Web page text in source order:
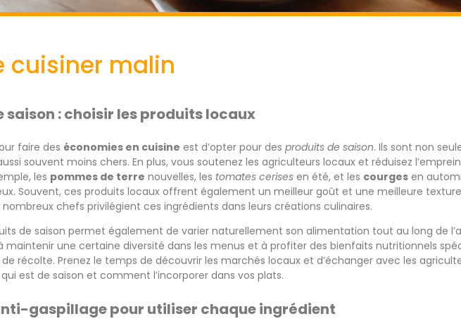
cuisiner malin
saison : choisir les produits locaux
faire des économies en cuisine est d’opter pour des produits de saison. Ils sont non
souvent moins chers. En plus, vous soutenez les agriculteurs locaux et réduisez
les pommes de terre nouvelles, les tomates cerises en été, et les courges en
Souvent, ces produits locaux offrent également un meilleur goût et une meilleure
chefs privilégient ces ingrédients dans leurs créations culinaires.
de saison permet également de varier naturellement son alimentation tout au long de
maintenir une certaine diversité dans les menus et à profiter des bienfaits nutritionnels
récolte. Prenez le temps de découvrir les marchés locaux et d’échanger avec les
est de saison et comment l’incorporer dans vos plats.
gaspillage pour utiliser chaque ingrédient